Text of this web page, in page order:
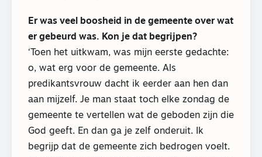
Er was veel boosheid in de gemeente over wat
er gebeurd was. Kon je dat begrijpen?
‘Toen het uitkwam, was mijn eerste gedachte:
o, wat erg voor de gemeente. Als
predikantsvrouw dacht ik eerder aan hen dan
aan mijzelf. Je man staat toch elke zondag de
gemeente te vertellen wat de geboden zijn die
God geeft. En dan ga je zelf onderuit. Ik
begrijp dat de gemeente zich bedrogen voelt.